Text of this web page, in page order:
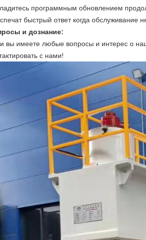
программным обновлением
быстрый ответ когда обслуживание
и дознание:
вы имеете любые вопросы и интерес о
с нами!